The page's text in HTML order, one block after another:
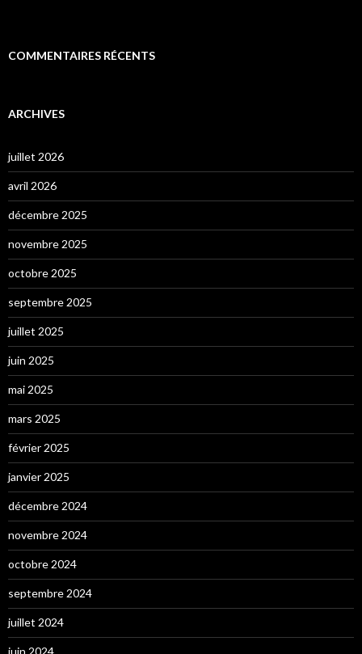
COMMENTAIRES RÉCENTS
ARCHIVES
juillet 2026
avril 2026
décembre 2025
novembre 2025
octobre 2025
septembre 2025
juillet 2025
juin 2025
mai 2025
mars 2025
février 2025
janvier 2025
décembre 2024
novembre 2024
octobre 2024
septembre 2024
juillet 2024
juin 2024